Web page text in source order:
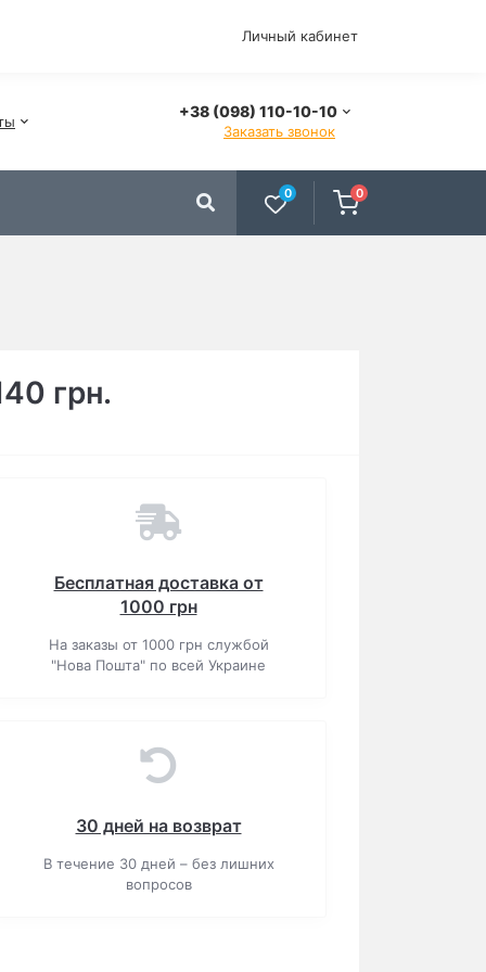
Личный кабинет
+38 (098) 110-10-10
Заказать звонок
0 0
грн.
Бесплатная доставка от
1000 грн
На заказы от 1000 грн службой
"Нова Пошта" по всей Украине
30 дней на возврат
В течение 30 дней – без лишних
вопросов